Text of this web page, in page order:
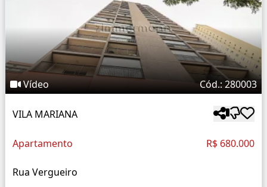
Vídeo Cód.: 280003
VILA MARIANA
Apartamento R$ 680.000
Rua Vergueiro